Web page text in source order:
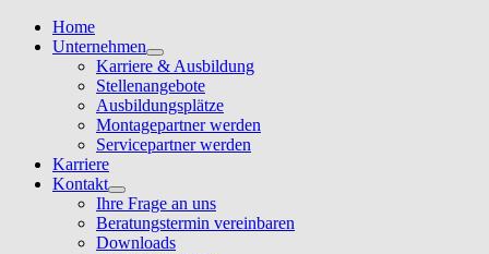
Home
Unternehmen
Karriere & Ausbildung
Stellenangebote
Ausbildungsplätze
Montagepartner werden
Servicepartner werden
Karriere
Kontakt
Ihre Frage an uns
Beratungstermin vereinbaren
Downloads